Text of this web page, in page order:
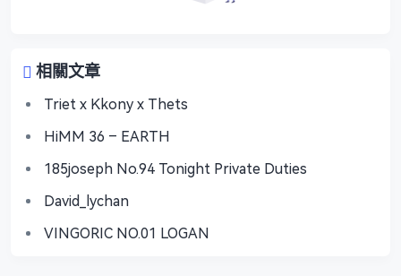
相關文章
Triet x Kkony x Thets
HiMM 36 – EARTH
185joseph No.94 Tonight Private Duties
David_lychan
VINGORIC NO.01 LOGAN